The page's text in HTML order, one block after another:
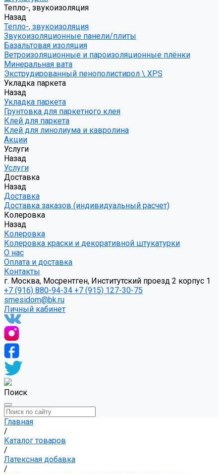
Тепло-, звукоизоляция
Назад
Тепло-, звукоизоляция
Звукоизоляционные панели/плиты
Базальтовая изоляция
Ветроизоляционные и пароизоляционные плёнки
Минеральная вата
Экструдированный пенополистирол \ XPS
Укладка паркета
Назад
Укладка паркета
Грунтовка для паркетного клея
Клей для паркета
Клей для линолиума и кавролина
Акции
Услуги
Назад
Услуги
Доставка
Назад
Доставка
Доставка заказов (индивидуальный расчет)
Колеровка
Назад
Колеровка
Колеровка краски и декоративной штукатурки
О нас
Оплата и доставка
Контакты
г. Москва, Мосрентген, Институтский проезд 2 корпус 1
+7 (916) 880-94-34 +7 (915) 127-30-75
smesidom@bk.ru
Личный кабинет
Поиск
Главная
/
Каталог товаров
/
Латексная добавка
/